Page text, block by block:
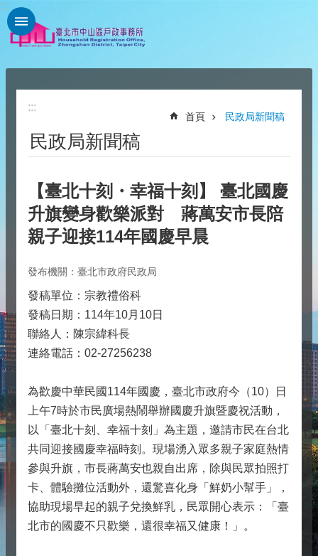
跳到主要內容區塊
:::
:::
首頁 民政局新聞稿
民政局新聞稿
【臺北十刻・幸福十刻】 臺北國慶
升旗變身歡樂派對 蔣萬安市長陪
親子迎接114年國慶早晨
發布機關：臺北市政府民政局
發稿單位：宗教禮俗科
發稿日期：114年10月10日
聯絡人：陳宗緯科長
連絡電話：02-27256238
為歡慶中華民國114年國慶，臺北市政府今（10）日
上午7時於市民廣場熱鬧舉辦國慶升旗暨慶祝活動，
以「臺北十刻、幸福十刻」為主題，邀請市民在台北
共同迎接國慶幸福時刻。現場湧入眾多親子家庭熱情
參與升旗，市長蔣萬安也親自出席，除與民眾拍照打
卡、體驗攤位活動外，還驚喜化身「鮮奶小幫手」，
協助現場早起的親子兌換鮮乳，民眾開心表示：「臺
北市的國慶不只歡樂，還很幸福又健康！」。